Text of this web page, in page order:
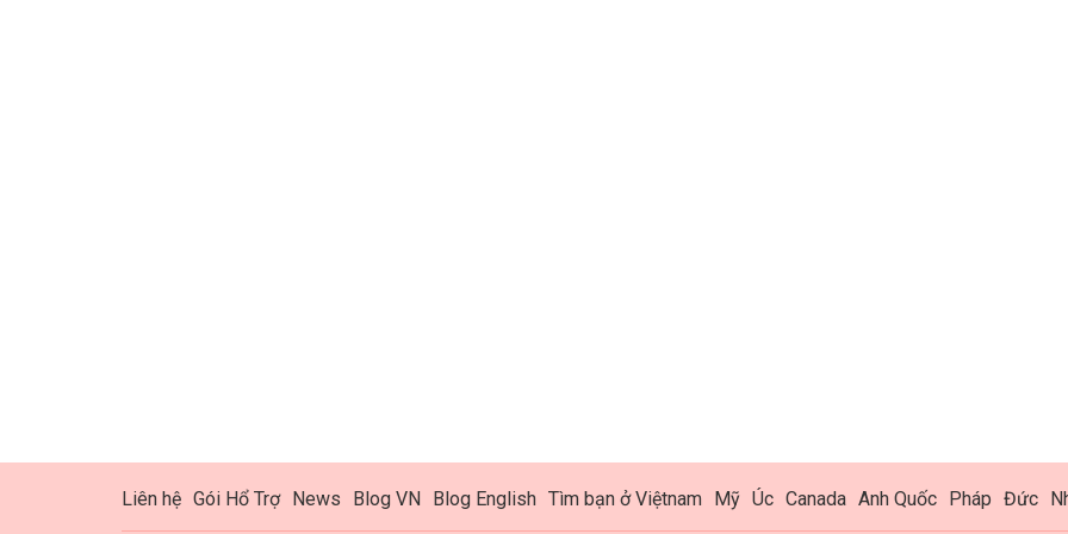
Liên hệ Gói Hổ Trợ News Blog VN Blog English Tìm bạn ở Việtnam Mỹ Úc Canada Anh Quốc Pháp Đức